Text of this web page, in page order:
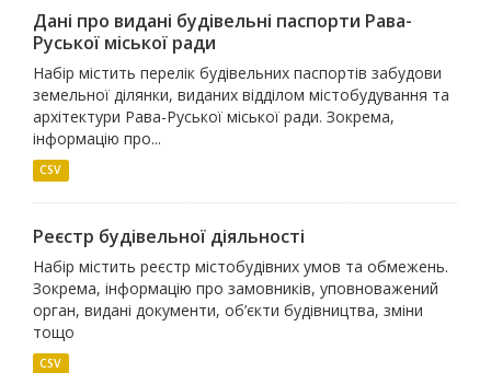
Дані про видані будівельні паспорти Рава-
Руської міської ради
Набір містить перелік будівельних паспортів забудови
земельної ділянки, виданих відділом містобудування та
архітектури Рава-Руської міської ради. Зокрема,
інформацію про...
CSV
Реєстр будівельної діяльності
Набір містить реєстр містобудівних умов та обмежень.
Зокрема, інформацію про замовників, уповноважений
орган, видані документи, об’єкти будівництва, зміни
тощо
CSV